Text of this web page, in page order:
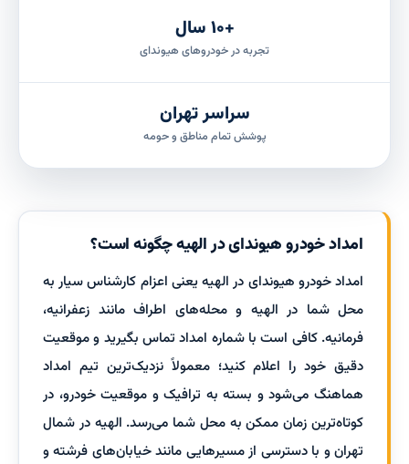
+۱۰ سال
تجربه در خودروهای هیوندای
سراسر تهران
پوشش تمام مناطق و حومه
امداد خودرو هیوندای در الهیه چگونه است؟
امداد خودرو هیوندای در الهیه یعنی اعزام کارشناس سیار به
محل شما در الهیه و محله‌های اطراف مانند زعفرانیه،
فرمانیه. کافی است با شماره امداد تماس بگیرید و موقعیت
دقیق خود را اعلام کنید؛ معمولاً نزدیک‌ترین تیم امداد
هماهنگ می‌شود و بسته به ترافیک و موقعیت خودرو، در
کوتاه‌ترین زمان ممکن به محل شما می‌رسد. الهیه در شمال
تهران و با دسترسی از مسیرهایی مانند خیابان‌های فرشته و